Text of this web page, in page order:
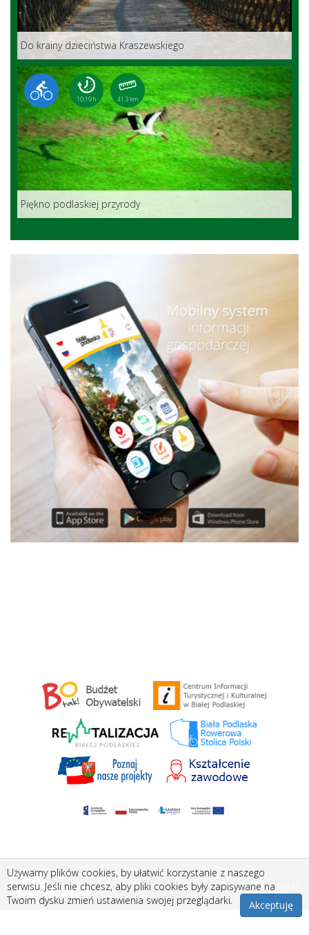
Do krainy dzieciństwa Kraszewskiego
10:19 h 41.3 km
Piękno podlaskiej przyrody
Stworzone przezAmistad.pl
Używamy plików cookies, by ułatwić korzystanie z naszego
serwisu. Jeśli nie chcesz, aby pliki cookies były zapisywane na
Twoim dysku zmień ustawienia swojej przeglądarki.
Akceptuję